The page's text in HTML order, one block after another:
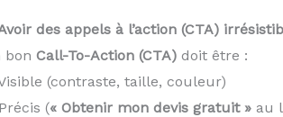
des appels à l’action (CTA)
bon Call-To-Action (CTA)doit être :
(contraste, taille, couleur)
(« Obtenir mon devis gratuit »au